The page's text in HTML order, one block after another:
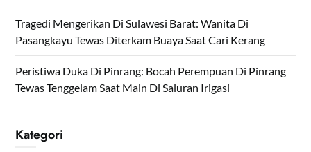
Tragedi Mengerikan Di Sulawesi Barat: Wanita Di
Pasangkayu Tewas Diterkam Buaya Saat Cari Kerang
Peristiwa Duka Di Pinrang: Bocah Perempuan Di Pinrang
Tewas Tenggelam Saat Main Di Saluran Irigasi
Kategori